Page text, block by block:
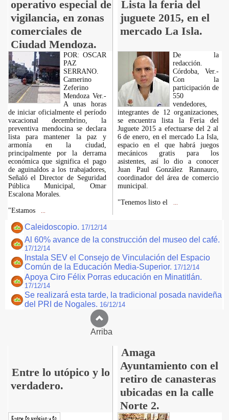
operativo especial de
vigilancia, en zonas
comerciales de
Ciudad Mendoza.
Lista la feria del
juguete 2015, en el
mercado La Isla.
POR: OSCAR
PAZ
SERRANO.
Camerino
Zeferino
Mendoza Ver.-
A unas horas
de iniciar oficialmente el período
vacacional decembrino, la
preventiva mendocina se declara
lista para mantener la paz y
armonía en la ciudad,
principalmente por la derrama
económica que significa el pago
de aguinaldos a los trabajadores,
Señaló el Director de Seguridad
Pública Municipal, Omar
Escalona Morales.
"Estamos
De la
redacción.
Córdoba, Ver.-
Con la
participación de
550
vendedores,
integrantes de 12 organizaciones,
se encuentra lista la Feria del
Juguete 2015 a efectuarse del 2 al
6 de enero, en el mercado La Isla,
espacio en el que habrá juegos
mecánicos gratis para los
asistentes, así lo dio a conocer
Juan Paul González Rannauro,
coordinador del área de comercio
municipal.
"Tenemos listo el
Caleidoscopio. 17/12/14
Al 60% avance de la construcción del museo del café.
17/12/14
Instala SEV el Consejo de Vinculación del Espacio
Común de la Educación Media-Superior. 17/12/14
Apoya Ciro Félix Porras educación en Minatitlán.
17/12/14
Se realizará esta tarde, la tradicional posada navideña
del PRI de Nogales. 16/12/14
Arriba
Entre lo utópico y lo
verdadero.
Amaga
Ayuntamiento con el
retiro de canasteras
ubicadas en la calle
Norte 2.